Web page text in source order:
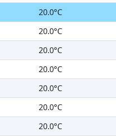
20.0°C
20.0°C
20.0°C
20.0°C
20.0°C
20.0°C
20.0°C